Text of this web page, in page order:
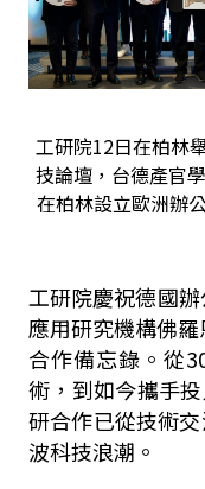
工研院12日在柏林
技論壇，台德產官
在柏林設立歐洲辦
工研院慶祝德國
應用研究機構佛
合作備忘錄。從
術，到如今攜手
研合作已從技術
波科技浪潮。